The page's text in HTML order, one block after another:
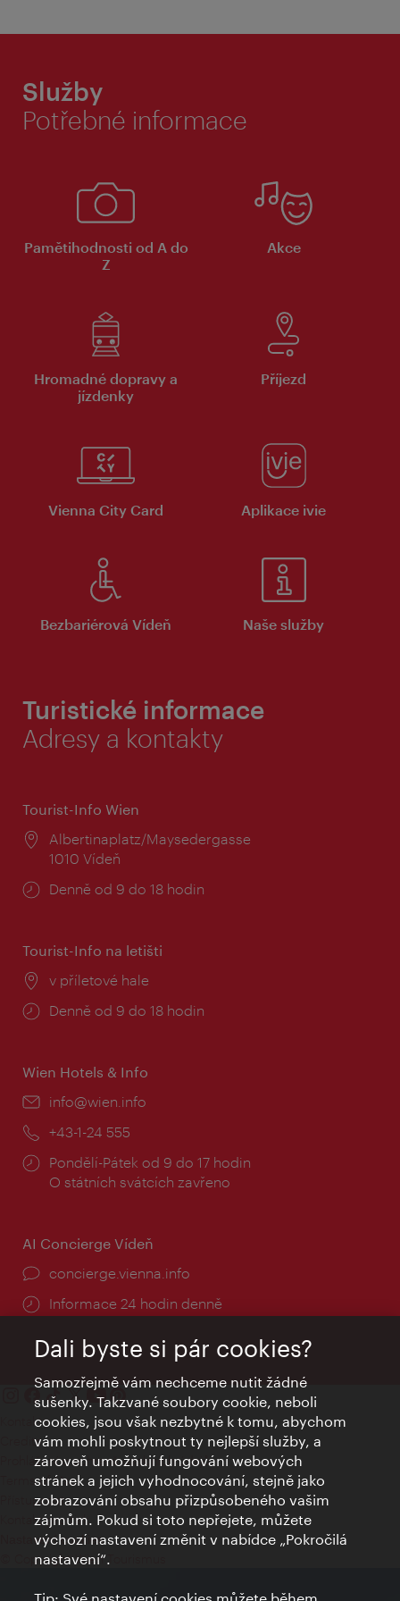
Služby
Potřebné informace
Pamětihodnosti od A do
Z
Akce
Hromadné dopravy a
jízdenky
Příjezd
Vienna City Card Aplikace ivie
Bezbariérová Vídeň Naše služby
Turistické informace
Adresy a kontakty
Tourist-Info Wien
Místo:
Albertinaplatz/Maysedergasse
1010 Vídeň
Provozní
Denně od 9 do 18 hodin
Tourist-Info na letišti
Místo:
v příletové hale
Provozní
Denně od 9 do 18 hodin
Wien Hotels & Info
E-
info@wien.info
Telefon:
+43-1-24 555
Provozní
doba:
Pondělí-Pátek od 9 do 17 hodin
O státních svátcích zavřeno
AI Concierge Vídeň
concierge.vienna.info
Informace 24 hodin denně
Kontakty
Credits
Prohlášení o ochraně osobních údajů
Terms of Use
Přístupnost
Kontakt pro tisk
Nastavení cookies
© Copyright Wien Tourismus
Dali byste si pár cookies?
Samozřejmě vám nechceme nutit žádné
sušenky. Takzvané soubory cookie, neboli
cookies, jsou však nezbytné k tomu, abychom
vám mohli poskytnout ty nejlepší služby, a
zároveň umožňují fungování webových
stránek a jejich vyhodnocování, stejně jako
zobrazování obsahu přizpůsobeného vašim
zájmům. Pokud si toto nepřejete, můžete
výchozí nastavení změnit v nabídce „Pokročilá
nastavení“.